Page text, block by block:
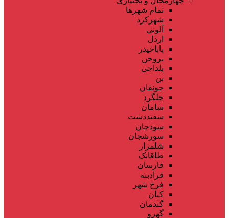
تمام شهر‌ها
شهرکرد
آلونی
اردل
باباحیدر
بروجن
بلداجی
بن
جونقان
چلگرد
سامان
سفیددشت
سودجان
سورشجان
شلمزار
طاقانک
فارسان
فرادبنه
فرخ شهر
کیان
گندمان
گهرو